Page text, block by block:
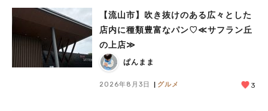
【流山市】吹き抜けのある広々とした
店内に種類豊富なパン♡≪サフラン丘
の上店≫
ぱんまま
2026年8月3日 グルメ 3